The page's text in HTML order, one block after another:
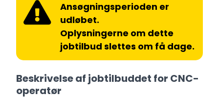
Ansøgningsperioden er
udløbet.
Oplysningerne om dette
jobtilbud slettes om få dage.
Beskrivelse af jobtilbuddet for CNC-
operatør